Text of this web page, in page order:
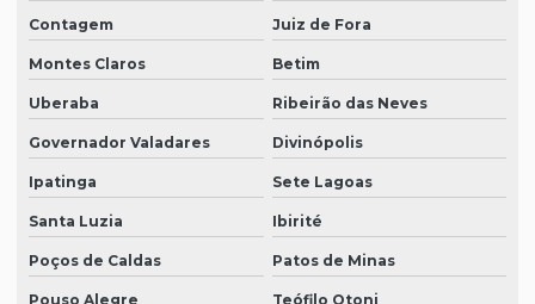
Contagem Juiz de Fora
Montes Claros Betim
Uberaba Ribeirão das Neves
Governador Valadares Divinópolis
Ipatinga Sete Lagoas
Santa Luzia Ibirité
Poços de Caldas Patos de Minas
Pouso Alegre Teófilo Otoni